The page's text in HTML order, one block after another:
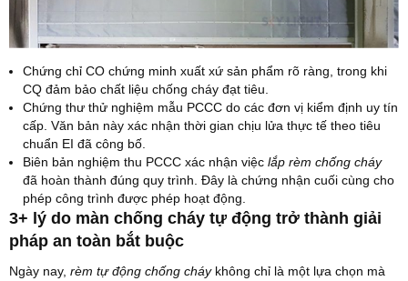
Chứng chỉ CO chứng minh xuất xứ sản phẩm rõ ràng, trong khi
CQ đảm bảo chất liệu chống cháy đạt tiêu.
Chứng thư thử nghiệm mẫu PCCC do các đơn vị kiểm định uy tín
cấp. Văn bản này xác nhận thời gian chịu lửa thực tế theo tiêu
chuẩn EI đã công bố.
Biên bản nghiệm thu PCCC xác nhận việc lắp rèm chống cháy
đã hoàn thành đúng quy trình. Đây là chứng nhận cuối cùng cho
phép công trình được phép hoạt động.
3+ lý do màn chống cháy tự động trở thành giải
pháp an toàn bắt buộc
Ngày nay, rèm tự động chống cháy không chỉ là một lựa chọn mà